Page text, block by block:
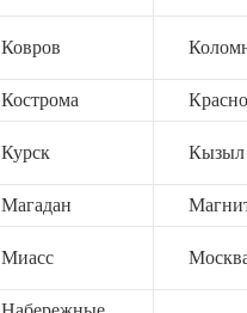
Ковров
Кострома
Курск Кызыл
Магадан
Миасс